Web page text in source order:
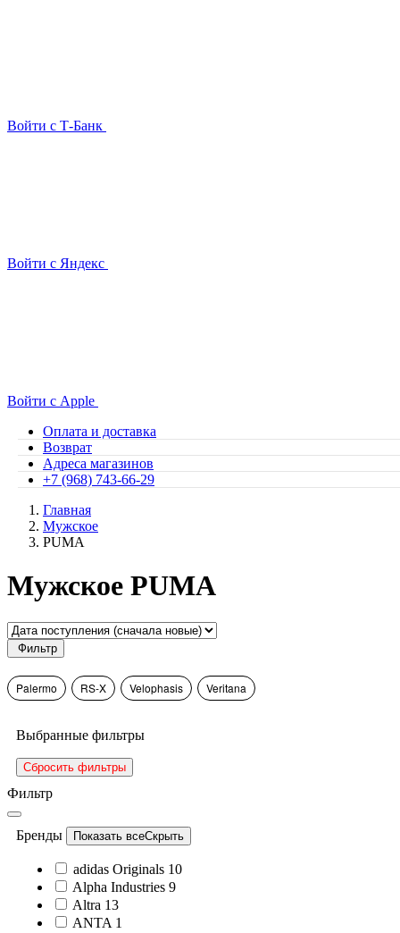
Войти с Т-Банк
Войти с Яндекс
Войти с Apple
Оплата и доставка
Возврат
Адреса магазинов
+7 (968) 743-66-29
Главная
Мужское
PUMA
Мужское PUMA
Фильтр
Palermo RS-X Velophasis Veritana
Выбранные фильтры
Сбросить фильтры
Фильтр
Бренды Показать всеСкрыть
adidas Originals 10
Alpha Industries 9
Altra 13
ANTA 1